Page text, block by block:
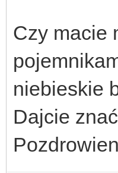
Czy macie
niebieskie
Dajcie